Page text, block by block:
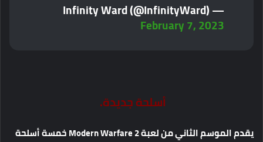
— Infinity Ward (@InfinityWard)
February 7, 2023
أسلحة جديدة.
يقدم الموسم الثاني من لعبة Modern Warfare 2 خمسة أسلحة